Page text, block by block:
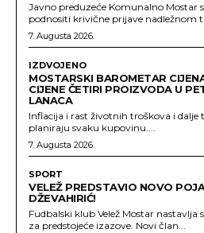
Javno preduzeće Komunalno Mostar
podnositi krivične prijave nadležnom
7. Augusta 2026.
IZDVOJENO
MOSTARSKI BAROMETAR
CIJENE ČETIRI PROIZVODA U
LANACA
Inflacija i rast životnih troškova i dalje
planiraju svaku kupovinu....
7. Augusta 2026.
SPORT
VELEŽ PREDSTAVIO NOVO
DŽEVAHIRIĆ!
Fudbalski klub Velež Mostar
za predstojeće izazove. Novi član...